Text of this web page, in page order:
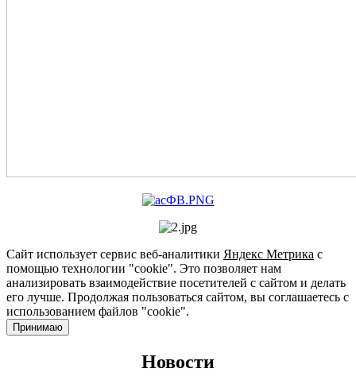
Сайт использует сервис веб-аналитики Яндекс Метрика с
помощью технологии "cookie". Это позволяет нам
анализировать взаимодействие посетителей с сайтом и делать
его лучше. Продолжая пользоваться сайтом, вы соглашаетесь с
использованием файлов "cookie".
Принимаю
Новости